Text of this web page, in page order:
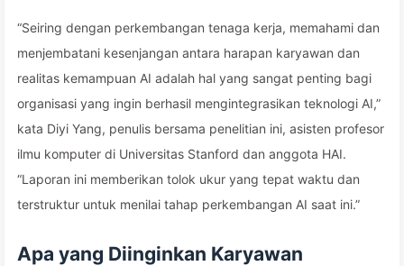
“Seiring dengan perkembangan tenaga kerja, memahami dan
menjembatani kesenjangan antara harapan karyawan dan
realitas kemampuan AI adalah hal yang sangat penting bagi
organisasi yang ingin berhasil mengintegrasikan teknologi AI,”
kata Diyi Yang, penulis bersama penelitian ini, asisten profesor
ilmu komputer di Universitas Stanford dan anggota HAI.
“Laporan ini memberikan tolok ukur yang tepat waktu dan
terstruktur untuk menilai tahap perkembangan AI saat ini.”
Apa yang Diinginkan Karyawan